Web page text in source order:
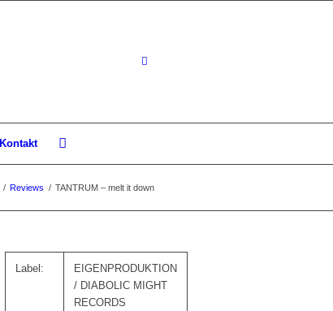
Kontakt
/ Reviews / TANTRUM – melt it down
Label:
EIGENPRODUKTION
/ DIABOLIC MIGHT
RECORDS